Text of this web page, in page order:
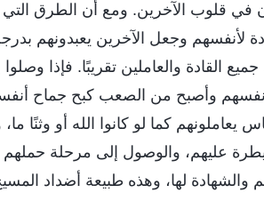
في قلوب الآخرين. ومع أن الطرق
لأنفسهم وجعل الآخرين يعبدونهم
القادة والعاملين تقريبًا. فإذا
وأصبح من الصعب كبح جماح
يعاملونهم كما لو كانوا الله أو وثنًا
عليهم، والوصول إلى مرحلة
لها، وهذه طبيعة أضداد